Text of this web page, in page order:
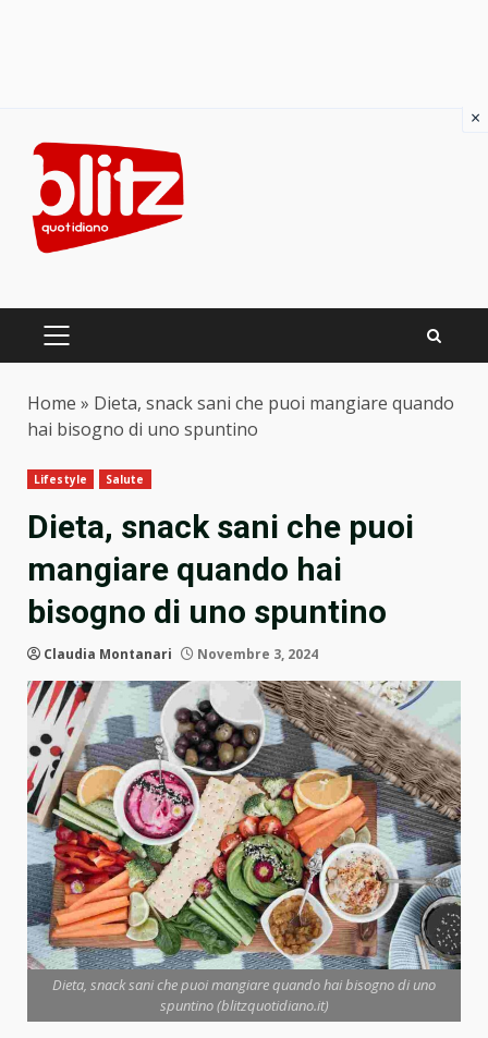
content
PRIMARY
Home » Dieta, snack sani che puoi mangiare quando
hai bisogno di uno spuntino
Lifestyle Salute
Dieta, snack sani che puoi
mangiare quando hai
bisogno di uno spuntino
Claudia Montanari Novembre 3, 2024
Dieta, snack sani che puoi mangiare quando hai bisogno di uno
spuntino (blitzquotidiano.it)
×